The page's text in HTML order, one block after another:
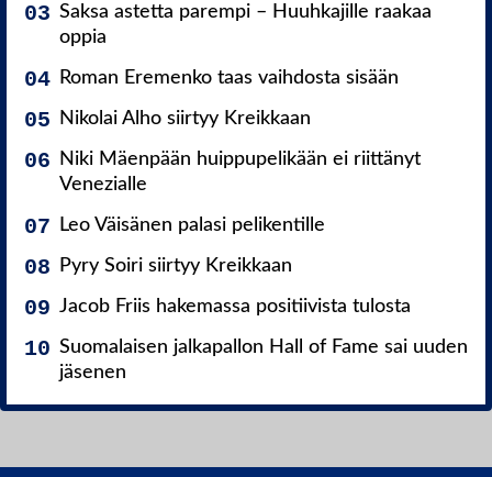
Saksa astetta parempi – Huuhkajille raakaa
oppia
Roman Eremenko taas vaihdosta sisään
Nikolai Alho siirtyy Kreikkaan
Niki Mäenpään huippupelikään ei riittänyt
Venezialle
Leo Väisänen palasi pelikentille
Pyry Soiri siirtyy Kreikkaan
Jacob Friis hakemassa positiivista tulosta
Suomalaisen jalkapallon Hall of Fame sai uuden
jäsenen